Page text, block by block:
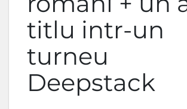
titlu intr-un
turneu
Deepstack